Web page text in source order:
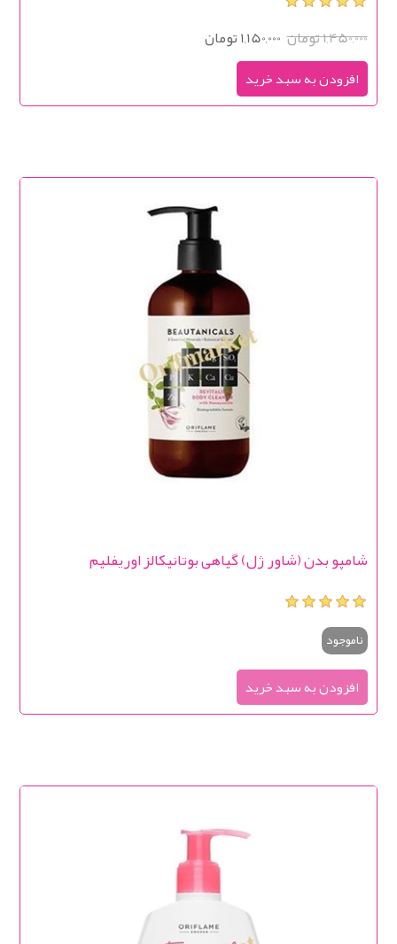
1,450,000 تومان 1,150,000 تومان
شامپو بدن (شاور ژل) گیاهی بوتانیکالز اوریفلیم
ناموجود